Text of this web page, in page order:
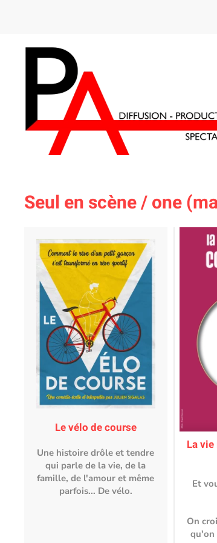
to
content
Seul en scène / one
Le vélo de course
Une histoire drôle et tendre
qui parle de la vie, de la
famille, de l'amour et même
parfois... De vélo.
La
Et
On
qu'on